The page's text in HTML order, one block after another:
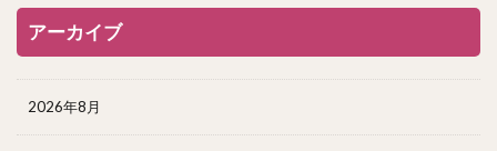
アーカイブ
2026年8月